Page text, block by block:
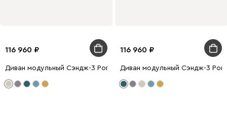
116 960
Диван модульный Сэндж-3 Рогожка Бежевый
116 960
Диван модульный Сэндж-3